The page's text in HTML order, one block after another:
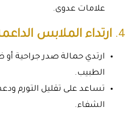
علامات عدوى.
4. ارتداء الملابس
ارتدي حمالة صدر جراحية
الطبيب.
تساعد على تقليل التورم
الشفاء.